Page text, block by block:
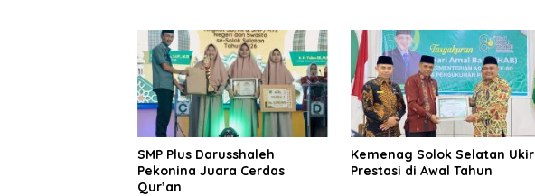
SMP Plus Darusshaleh
Pekonina Juara Cerdas
Qur’an
Kemenag Solok Selatan Ukir
Prestasi di Awal Tahun